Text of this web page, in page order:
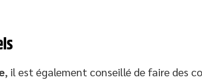
, il est également conseillé de faire des